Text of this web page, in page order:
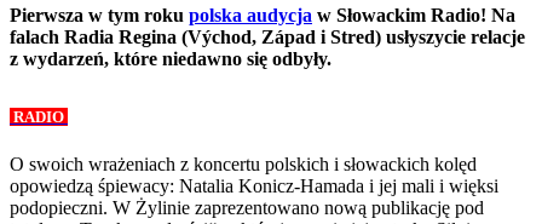
Pierwsza w tym roku polska audycja w Słowackim Radio! Na
falach Radia Regina (Východ, Západ i Stred) usłyszycie relacje
z wydarzeń, które niedawno się odbyły.
RADIO
O swoich wrażeniach z koncertu polskich i słowackich kolęd
opowiedzą śpiewacy: Natalia Konicz-Hamada i jej mali i więksi
podopieczni. W Żylinie zaprezentowano nową publikację pod